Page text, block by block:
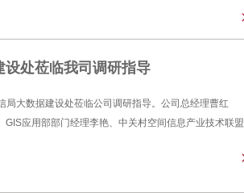
处莅临我司调研指导
局大数据建设处莅临公司调研指导。公司总经理曹红
GIS应用部部门经理李艳、中关村空间信息产业技术联盟